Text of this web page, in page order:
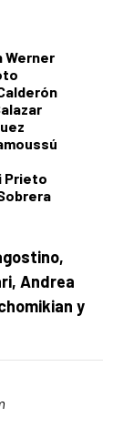
Werner
Prieto
Andrea
y